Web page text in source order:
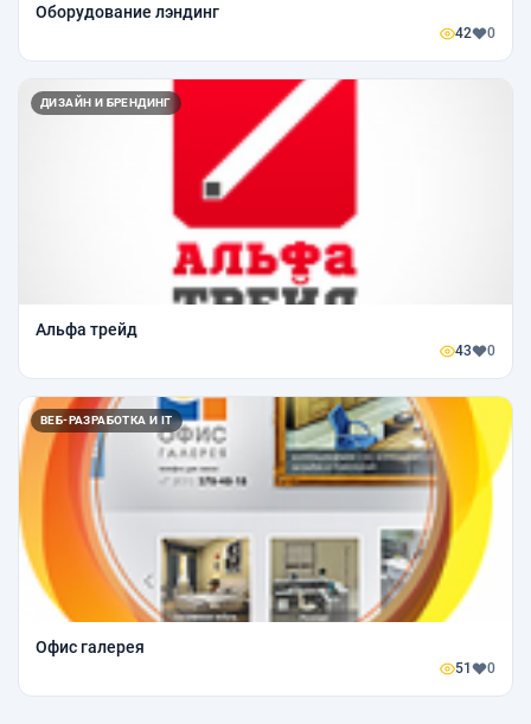
Оборудование лэндинг
42 0
ДИЗАЙН И БРЕНДИНГ
Альфа трейд
43 0
ВЕБ-РАЗРАБОТКА И IT
Офис галерея
51 0